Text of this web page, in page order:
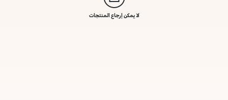
لا يمكن إرجاع المنتجات